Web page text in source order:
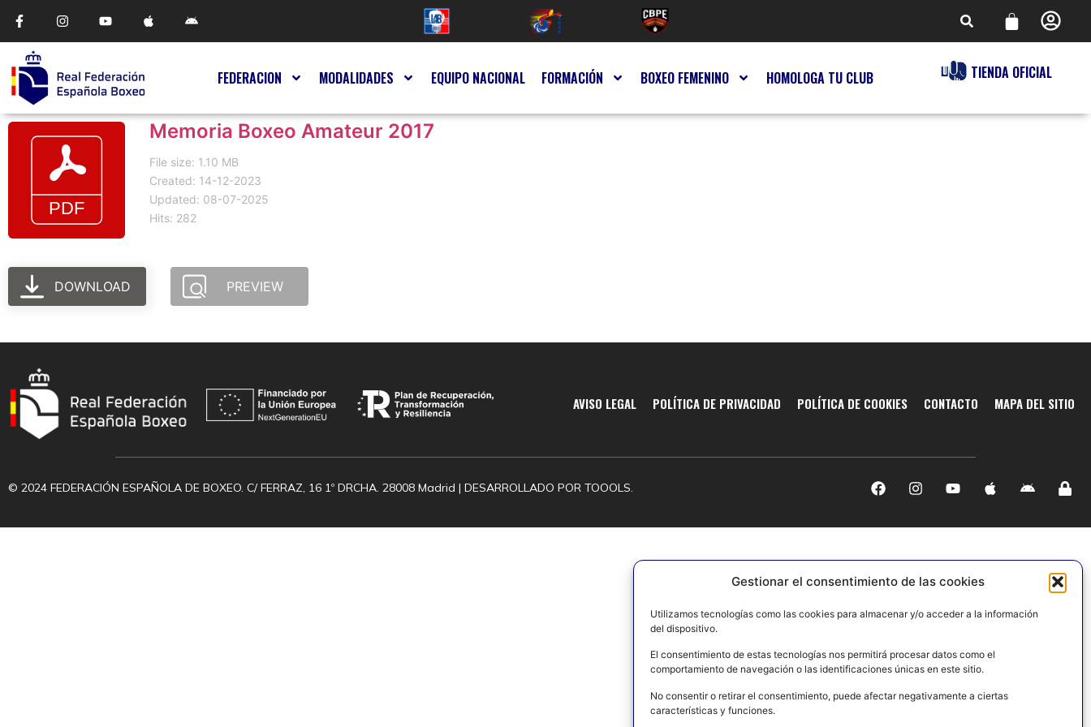
Gestionar el consentimiento de las cookies
Utilizamos tecnologías como las cookies para almacenar y/o acceder a la información
del dispositivo.
El consentimiento de estas tecnologías nos permitirá procesar datos como el
comportamiento de navegación o las identificaciones únicas en este sitio.
No consentir o retirar el consentimiento, puede afectar negativamente a ciertas
características y funciones.
FEDERACION MODALIDADES EQUIPO NACIONAL FORMACIÓN BOXEO FEMENINO HOMOLOGA TU CLUB TIENDA OFICIAL
Memoria Boxeo Amateur 2017
File size: 1.10 MB
Created: 14-12-2023
Updated: 08-07-2025
Hits: 282
DOWNLOAD PREVIEW
AVISO LEGAL POLÍTICA DE PRIVACIDAD POLÍTICA DE COOKIES CONTACTO MAPA DEL SITIO
© 2024 FEDERACIÓN ESPAÑOLA DE BOXEO. C/ FERRAZ, 16 1º DRCHA. 28008 Madrid | DESARROLLADO POR TOOOLS.